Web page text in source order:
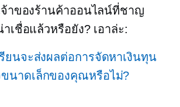
จ้าของร้านค้าออนไลน์ที่ชาญ
เชื่อแล้วหรือยัง? เอาล่ะ:
ยนจะส่งผลต่อการจัดหาเงินทุน
นาดเล็กของคุณหรือไม่?